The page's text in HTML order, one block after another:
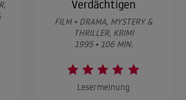
Verdächtigen
FILM • DRAMA, MYSTERY &
THRILLER, KRIMI
1995 • 106 MIN.
Lesermeinung